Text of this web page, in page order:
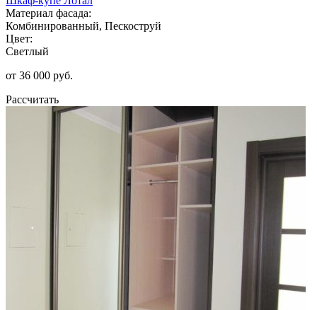
Материал фасада:
Комбинированный, Пескоструй
Цвет:
Светлый
от 36 000 руб.
Рассчитать